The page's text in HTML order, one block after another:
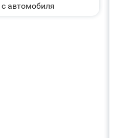
автомобиля